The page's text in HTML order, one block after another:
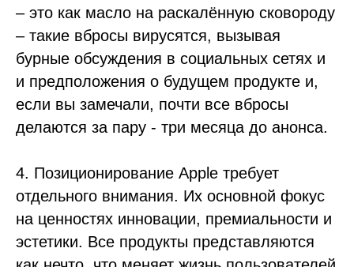
– это как масло на раскалённую сковороду
– такие вбросы вирусятся, вызывая
бурные обсуждения в социальных сетях и
и предположения о будущем продукте и,
если вы замечали, почти все вбросы
делаются за пару - три месяца до анонса.
4. Позиционирование Apple требует
отдельного внимания. Их основной фокус
на ценностях инновации, премиальности и
эстетики. Все продукты представляются